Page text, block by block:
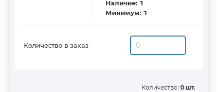
Наличие: 1
Минимум: 1
Количество в заказ
Количество: 0 шт.